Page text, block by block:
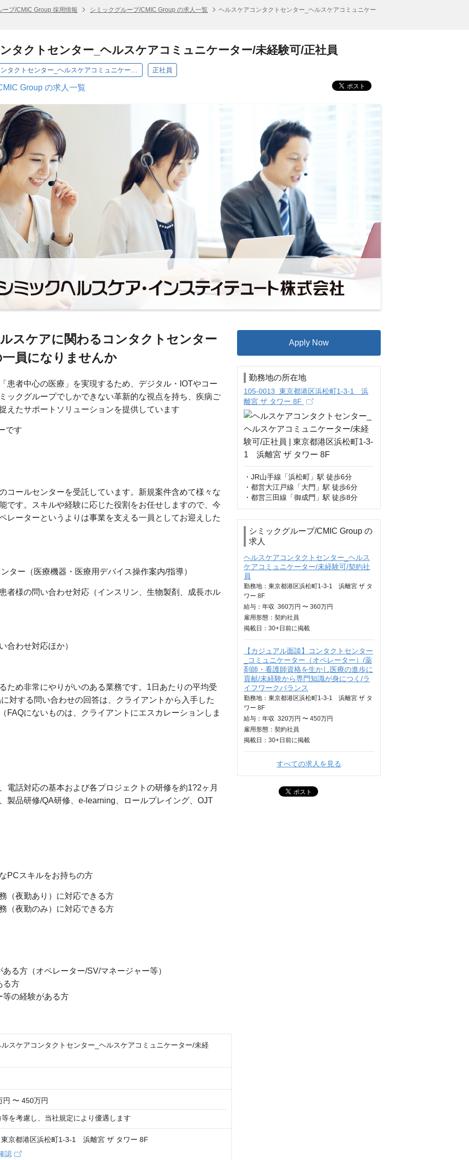
ープ/CMIC Group 採用情報 シミックグループ/CMIC Group の求人一覧
ヘルスケアコンタクトセンター_ヘルスケアコミュニケー
タクトセンター_ヘルスケアコミュニケーター/未経験可/正社員
【東京】ヘルスケアコンタクトセンター_ヘルスケアコミュニケーター/未経験/CHI 正社員
Group の求人一覧
スケアに関わるコンタクトセンター
一員になりませんか
患者中心の医療」を実現するため、デジタル・IOTやコー
ックグループでしかできない革新的な視点を持ち、疾病ご
えたサポートソリューションを提供しています
です
コールセンターを受託しています。新規案件含めて様々な
です。スキルや経験に応じた役割をお任せしますので、今
レーターというよりは事業を支える一員としてお迎えした
ター（医療機器・医療用デバイス操作案内/指導）
者様の問い合わせ対応（インスリン、生物製剤、成長ホル
合わせ対応ほか）
ため非常にやりがいのある業務です。1日あたりの平均受
対する問い合わせの回答は、クライアントから入手した
FAQにないものは、クライアントにエスカレーションしま
電話対応の基本および各プロジェクトの研修を約1?2ヶ月
製品研修/QA研修、e-learning、ロールプレイング、OJT
PCスキルをお持ちの方
（夜勤あり）に対応できる方
（夜勤のみ）に対応できる方
る方（オペレーター/SV/マネージャー等）
る方
等の経験がある方
ルスケアコンタクトセンター_ヘルスケアコミュニケーター/未経
円 〜 450万円
を考慮し、当社規定により優遇します
京都港区浜松町1-3-1 浜離宮 ザ タワー 8F
認
Apply Now
勤務地の所在地
105-0013 東京都港区浜松町1-3-1 浜
離宮 ザ タワー 8F
・JR山手線「浜松町」駅 徒歩6分
・都営大江戸線「大門」駅 徒歩6分
・都営三田線「御成門」駅 徒歩8分
シミックグループ/CMIC Group の
求人
ヘルスケアコンタクトセンター_ヘルス
ケアコミュニケーター/未経験可/契約社
員
勤務地：東京都港区浜松町1-3-1 浜離宮 ザ タ
ワー 8F
給与： 年収 360万円 〜 360万円
雇用形態：契約社員
掲載日： 30+日 前に掲載
【カジュアル面談】コンタクトセンター
_コミュニケーター（オペレーター）/薬
剤師・看護師資格を生かし医療の進歩に
貢献/未経験から専門知識が身につく/ラ
イフワークバランス
勤務地：東京都港区浜松町1-3-1 浜離宮 ザ タ
ワー 8F
給与： 年収 320万円 〜 450万円
雇用形態：契約社員
掲載日： 30+日 前に掲載
すべての求人を見る